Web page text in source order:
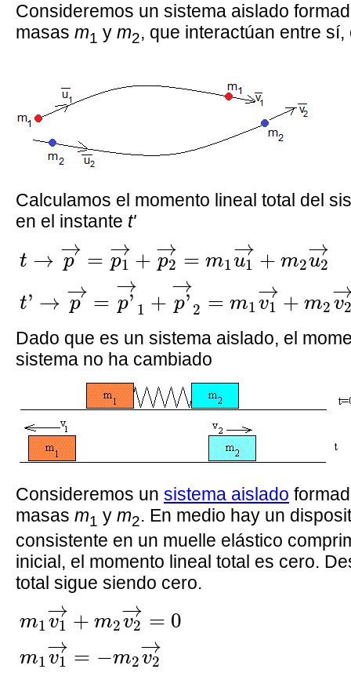
Consideremos un sistema aislado
masas m1 y m2, que interactúan entre
Calculamos el momento lineal total del
en el instante t'
t → →
p = →
p1 + →
p2 = m1
→
u1 + m2
→
u2
t' → →
p =
→
p' 1 +
→
p' 2 = m1
→
v1 + m2 v2
→= 1→ p2→ u1 2u
Dado que es un sistema aislado, el
sistema no ha cambiado
Consideremos un sistema aislado
masas m1 y m2. En medio hay un
consistente en un muelle elástico
inicial, el momento lineal total es cero.
total sigue siendo cero.
m1
→
v1 + m2
→
v2 = 0
m1
→
v1 = −m2
→
v2
v1 2v2